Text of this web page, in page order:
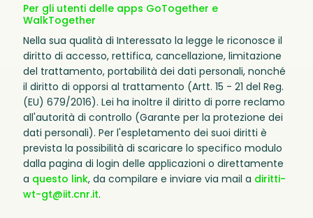
Per gli utenti delle apps GoTogether e
WalkTogether
Nella sua qualità di Interessato la legge le riconosce il
diritto di accesso, rettifica, cancellazione, limitazione
del trattamento, portabilità dei dati personali, nonché
il diritto di opporsi al trattamento (Artt. 15 - 21 del Reg.
(EU) 679/2016). Lei ha inoltre il diritto di porre reclamo
all'autorità di controllo (Garante per la protezione dei
dati personali). Per l'espletamento dei suoi diritti è
prevista la possibilità di scaricare lo specifico modulo
dalla pagina di login delle applicazioni o direttamente
a questo link, da compilare e inviare via mail a diritti-
wt-gt@iit.cnr.it.